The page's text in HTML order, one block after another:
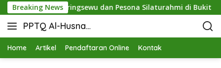
Breaking News
STIT Pringsewu dan Pesona Silaturahmi di Bukit Raja
PPTQ Al-Husna
Bukit Raja Wali
Home Artikel Pendaftaran Online Kontak